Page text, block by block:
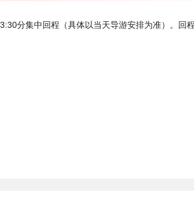
分集中回程（具体以当天导游安排为准）。回